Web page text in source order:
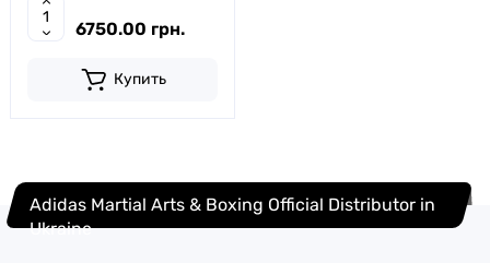
6750.00 грн.
Купить
Adidas Martial Arts & Boxing Official Distributor in
Ukraine